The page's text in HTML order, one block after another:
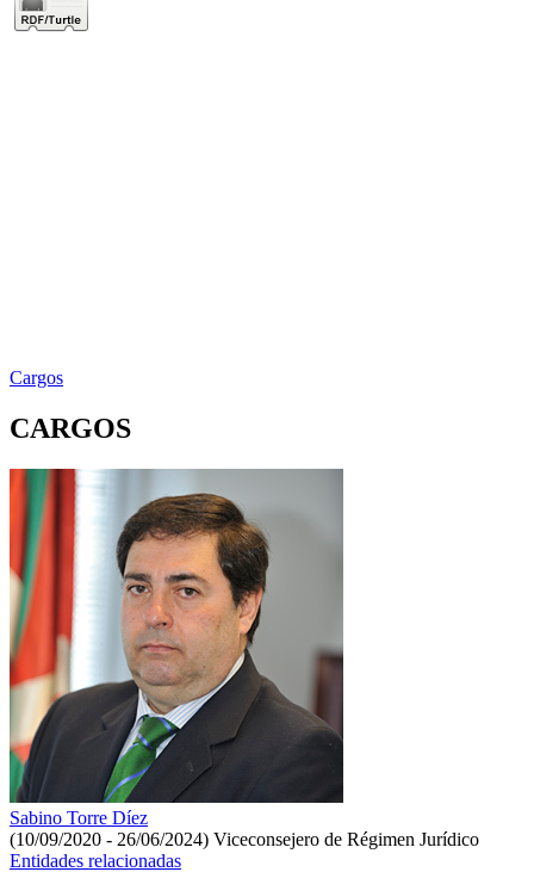
Cargos
CARGOS
Sabino Torre Díez
(10/09/2020 - 26/06/2024) Viceconsejero de Régimen Jurídico
Entidades relacionadas